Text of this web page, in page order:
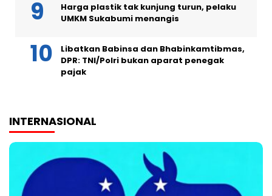
Harga plastik tak kunjung turun, pelaku
UMKM Sukabumi menangis
Libatkan Babinsa dan Bhabinkamtibmas,
DPR: TNI/Polri bukan aparat penegak
pajak
INTERNASIONAL